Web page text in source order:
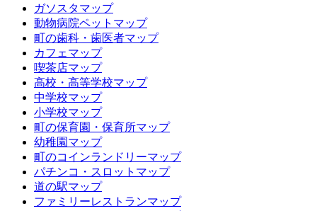
ガソスタマップ
動物病院ペットマップ
町の歯科・歯医者マップ
カフェマップ
喫茶店マップ
高校・高等学校マップ
中学校マップ
小学校マップ
町の保育園・保育所マップ
幼稚園マップ
町のコインランドリーマップ
パチンコ・スロットマップ
道の駅マップ
ファミリーレストランマップ